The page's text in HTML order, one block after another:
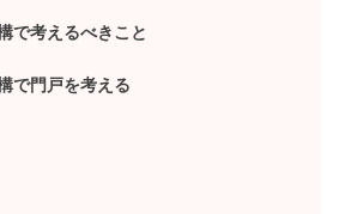
で考えるべきこと
で門戸を考える